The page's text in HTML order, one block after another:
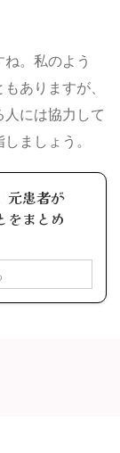
。私のよう
ありますが、
には協力して
ましょう。
元患者が
をまとめ